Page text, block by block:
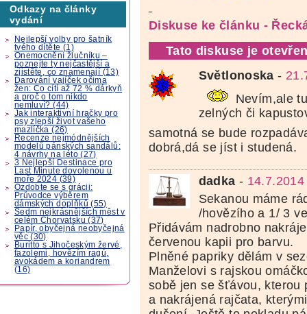
Odkazy na články
vydání
Nejlepší volby pro šatník
tvého dítěte (1)
Onemocnění žlučníku –
poznejte ty nejčastější a
zjistěte, co znamenají (13)
Darování vajíček očima
žen: Co cítí až 72 % dárkyň
a proč o tom nikdo
nemluví? (44)
Jak interaktivní hračky pro
psy zlepší život vašeho
mazlíčka (26)
Recenze nejmódnějších
modelů pánských sandálů:
4 návrhy na léto (27)
3 Nejlepší Destinace pro
Last Minute dovolenou u
moře 2024 (39)
Ozdobte se s grácii:
Průvodce výběrem
dámských doplňků (55)
Sedm nejkrásnějších měst v
celém Chorvatsku (37)
Papír, obyčejná neobyčejná
věc (30)
Buritto s Jihočeským žervé,
fazolemi, hovězím ragú,
avokádem a koriandrem
(16)
Diskuse ke článku -
Tato diskuse je
Světlonoska -
Nevím,ale
zelných či
samotná se bude
dobrá,dá se jíst i studená.
dadka -
Sekanou máme
/hovězího a 1/ 3
Přidávám nadrobno
červenou kapii pro barvu.
Plněné papriky dělám v
Manželovi s rajskou
sobě jen se šťávou, kterou
a nakrájená rajčata,